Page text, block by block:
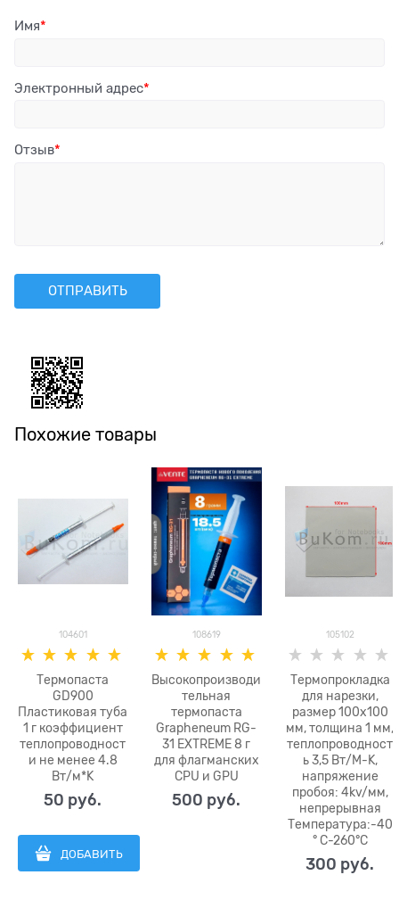
Имя
Электронный адрес
Отзыв
Похожие товары
104601
Термопаста
GD900
Пластиковая туба
1 г коэффициент
теплопроводност
и не менее 4.8
Вт/м*K
50 руб.
ДОБАВИТЬ
108619
Высокопроизводи
тельная
термопаста
Grapheneum RG-
31 EXTREME 8 г
для флагманских
CPU и GPU
500 руб.
105102
Термопрокладка
для нарезки,
размер 100x100
мм, толщина 1 мм,
теплопроводност
ь 3,5 Вт/M-K,
напряжение
пробоя: 4kv/мм,
непрерывная
Температура:-40
° C-260°C
300 руб.